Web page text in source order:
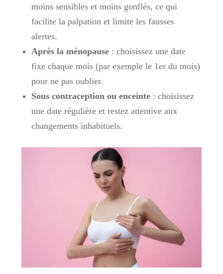
moins sensibles et moins gonflés, ce qui
facilite la palpation et limite les fausses
alertes.
Après la ménopause: choisissez une date
fixe chaque mois (par exemple le 1er du mois)
pour ne pas oublier.
Sous contraception ou enceinte: choisissez
une date régulière et restez attentive aux
changements inhabituels.